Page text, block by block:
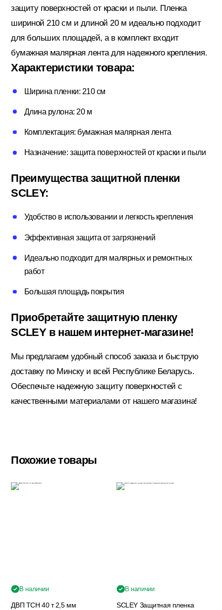
Пены; Герметики; Клей
Плита OSB; Фанера; Клей для Паркета
Потолочный плинтус
Стеклохолст; Клей для обоев
Строительные смеси
Строительный инструмент
Уголки; маяки
Утеплители и комплектующие
Электрика
защиту поверхностей от краски и пыли. Пленка
шириной 210 см и длиной 20 м идеально подходит
для больших площадей, а в комплект входит
бумажная малярная лента для надежного крепления.
Характеристики товара:
Ширина пленки: 210 см
Длина рулона: 20 м
Комплектация: бумажная малярная лента
Назначение: защита поверхностей от краски и пыли
Преимущества защитной пленки
SCLEY:
Удобство в использовании и легкость крепления
Эффективная защита от загрязнений
Идеально подходит для малярных и ремонтных
работ
Большая площадь покрытия
Приобретайте защитную пленку
SCLEY в нашем интернет-магазине!
Мы предлагаем удобный способ заказа и быструю
доставку по Минску и всей Республике Беларусь.
Обеспечьте надежную защиту поверхностей с
качественными материалами от нашего магазина!
Похожие товары
В наличии
ДВП ТСН 40 т 2,5 мм
В наличии
SCLEY Защитная пленка